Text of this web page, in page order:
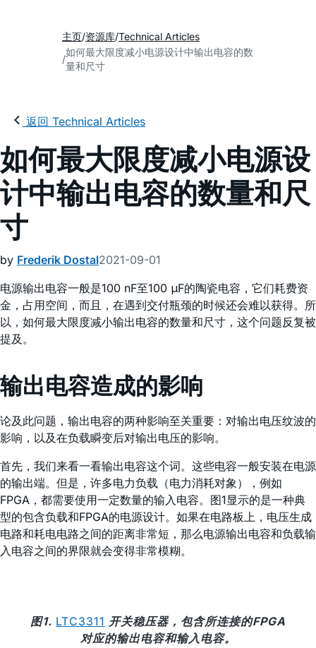
主页 资源库 Technical Articles
如何最大限度减小电源设计中输出电容的数
量和尺寸
返回 Technical Articles
如何最大限度减小电源设
计中输出电容的数量和尺
寸
by Frederik Dostal2021-09-01
电源输出电容一般是100 nF至100 μF的陶瓷电容，它们耗费资
金，占用空间，而且，在遇到交付瓶颈的时候还会难以获得。所
以，如何最大限度减小输出电容的数量和尺寸，这个问题反复被
提及。
输出电容造成的影响
论及此问题，输出电容的两种影响至关重要：对输出电压纹波的
影响，以及在负载瞬变后对输出电压的影响。
首先，我们来看一看输出电容这个词。这些电容一般安装在电源
的输出端。但是，许多电力负载（电力消耗对象），例如
FPGA，都需要使用一定数量的输入电容。图1显示的是一种典
型的包含负载和FPGA的电源设计。如果在电路板上，电压生成
电路和耗电电路之间的距离非常短，那么电源输出电容和负载输
入电容之间的界限就会变得非常模糊。
图1. LTC3311 开关稳压器，包含所连接的FPGA
对应的输出电容和输入电容。